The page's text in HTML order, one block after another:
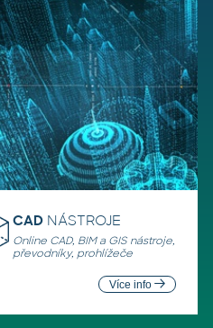
CAD NÁSTROJE
Online CAD, BIM a GIS nástroje,
převodníky, prohlížeče
Více info